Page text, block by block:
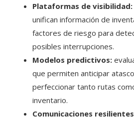
Plataformas de visibilidad:
unifican información de
factores de riesgo para
posibles interrupciones.
Modelos predictivos:
que permiten anticipar
perfeccionar tanto rutas
inventario.
Comunicaciones